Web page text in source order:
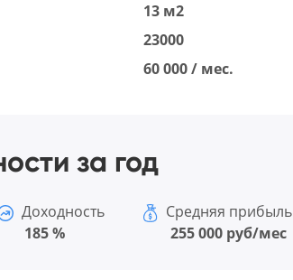
13 м2
23000
60 000 / мес.
за год
Доходность
185 %
Средняя прибыль
255 000 руб/мес